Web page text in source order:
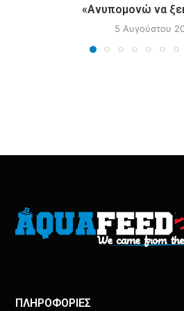
«Ανυπομονώ να
5 Αυγούστου
ΠΛΗΡΟΦΟΡΙΕΣ